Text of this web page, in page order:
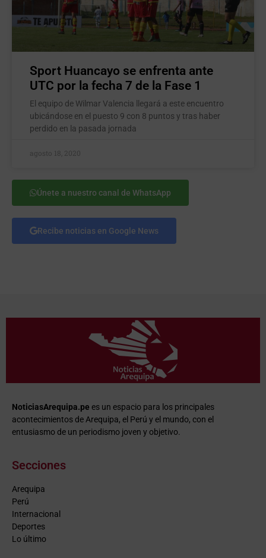
Sport Huancayo se enfrenta ante
UTC por la fecha 7 de la Fase 1
El equipo de Wilmar Valencia llegará a este encuentro
ubicándose en el puesto 9 con 8 puntos y tras haber
perdido en la pasada jornada
agosto 18, 2020
Únete a nuestro canal de WhatsApp
Recibe noticias en Google News
NoticiasArequipa.pe es un espacio para los principales
acontecimientos de Arequipa, el Perú y el mundo, con el
entusiasmo de un periodismo joven y objetivo.
Secciones
Arequipa
Perú
Internacional
Deportes
Lo último